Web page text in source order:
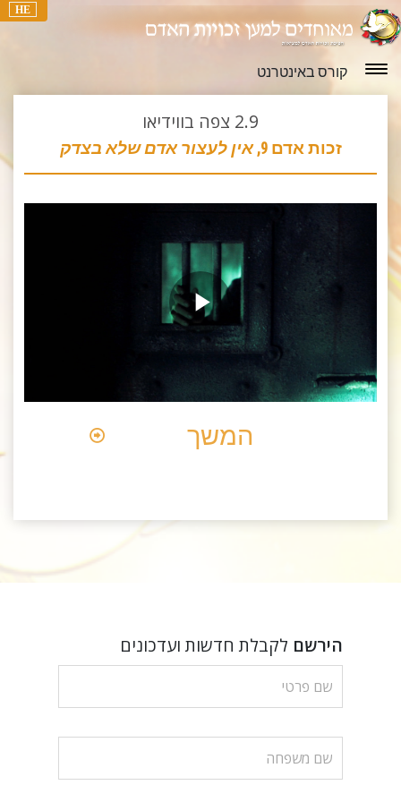
HE
קורס באינטרנט
2.9 צפה בווידיאו
זכות אדם 9, אין לעצור אדם שלא בצדק
Play
Video
המשך
הירשם לקבלת חדשות ועדכונים